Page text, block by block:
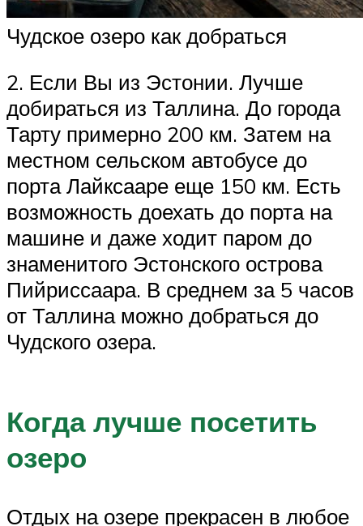
Чудское озеро как добраться
2. Если Вы из Эстонии. Лучше
добираться из Таллина. До города
Тарту примерно 200 км. Затем на
местном сельском автобусе до
порта Лайксааре еще 150 км. Есть
возможность доехать до порта на
машине и даже ходит паром до
знаменитого Эстонского острова
Пийриссаара. В среднем за 5 часов
от Таллина можно добраться до
Чудского озера.
Когда лучше посетить
озеро
Отдых на озере прекрасен в любое